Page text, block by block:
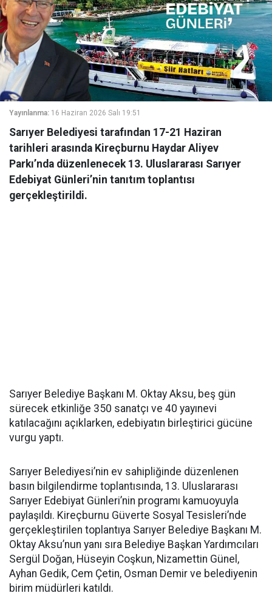
Yayınlanma: 16 Haziran 2026 Salı 19:51
Sarıyer Belediyesi tarafından 17-21 Haziran
tarihleri arasında Kireçburnu Haydar Aliyev
Parkı’nda düzenlenecek 13. Uluslararası Sarıyer
Edebiyat Günleri’nin tanıtım toplantısı
gerçekleştirildi.
Sarıyer Belediye Başkanı M. Oktay Aksu, beş gün
sürecek etkinliğe 350 sanatçı ve 40 yayınevi
katılacağını açıklarken, edebiyatın birleştirici gücüne
vurgu yaptı.
Sarıyer Belediyesi’nin ev sahipliğinde düzenlenen
basın bilgilendirme toplantısında, 13. Uluslararası
Sarıyer Edebiyat Günleri’nin programı kamuoyuyla
paylaşıldı. Kireçburnu Güverte Sosyal Tesisleri’nde
gerçekleştirilen toplantıya Sarıyer Belediye Başkanı M.
Oktay Aksu’nun yanı sıra Belediye Başkan Yardımcıları
Sergül Doğan, Hüseyin Coşkun, Nizamettin Günel,
Ayhan Gedik, Cem Çetin, Osman Demir ve belediyenin
birim müdürleri katıldı.